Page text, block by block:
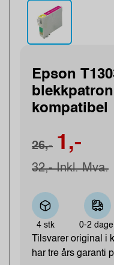
Epson
kompatibel
26,- 1,-
32,- Inkl. Mva.
4 stk 0-2
Tilsvarer original i
har tre års garanti